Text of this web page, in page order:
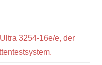
3254-16e/e, der